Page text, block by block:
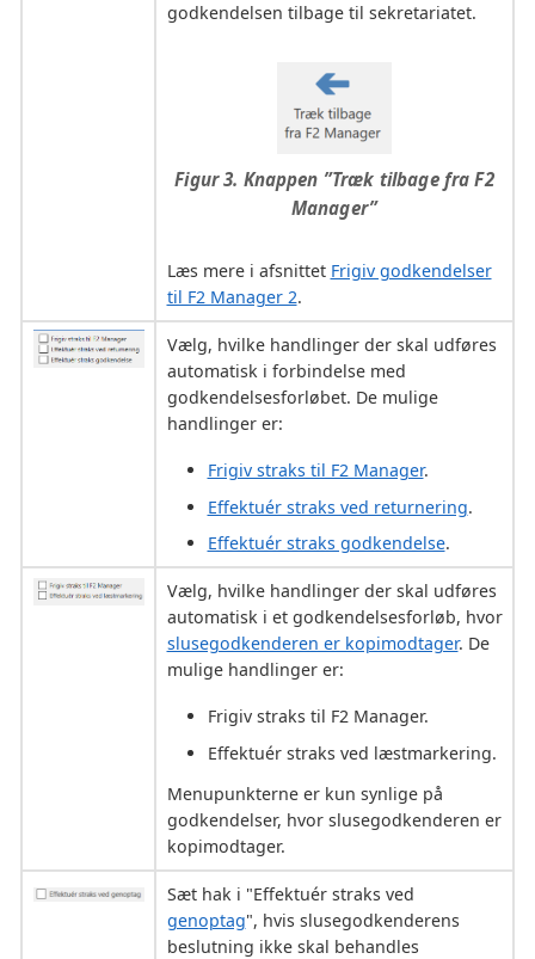
godkendelsen tilbage til sekretariatet.
Figur 3. Knappen ”Træk tilbage fra F2
Manager”
Læs mere i afsnittet Frigiv godkendelser
til F2 Manager 2.
Vælg, hvilke handlinger der skal udføres
automatisk i forbindelse med
godkendelsesforløbet. De mulige
handlinger er:
Frigiv straks til F2 Manager.
Effektuér straks ved returnering.
Effektuér straks godkendelse.
Vælg, hvilke handlinger der skal udføres
automatisk i et godkendelsesforløb, hvor
slusegodkenderen er kopimodtager. De
mulige handlinger er:
Frigiv straks til F2 Manager.
Effektuér straks ved læstmarkering.
Menupunkterne er kun synlige på
godkendelser, hvor slusegodkenderen er
kopimodtager.
Sæt hak i "Effektuér straks ved
genoptag", hvis slusegodkenderens
beslutning ikke skal behandles